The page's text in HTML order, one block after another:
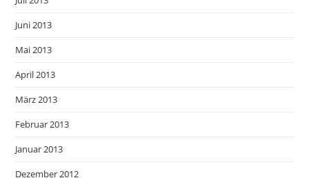
Juni 2013
Mai 2013
April 2013
März 2013
Februar 2013
Januar 2013
Dezember 2012